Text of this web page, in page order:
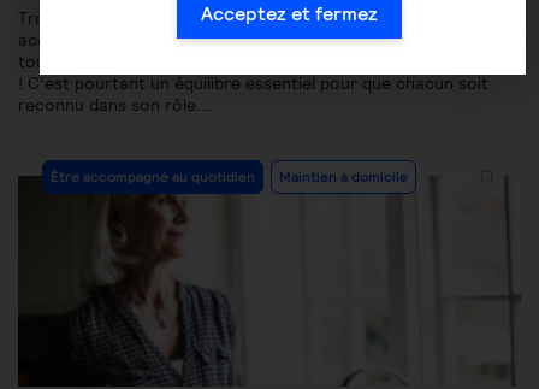
Trouver sa place dans les relations entre personnes
accompagnées, proches aidants et professionnels n’est pas
toujours une mince affaire, pour les uns comme pour les autres
! C’est pourtant un équilibre essentiel pour que chacun soit
reconnu dans son rôle.…
Post
Category:
Être accompagné au quotidien Maintien à domicile
Acceptez et fermez